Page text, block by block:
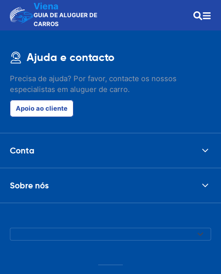
Viena
GUIA DE ALUGUER DE
CARROS
Ajuda e contacto
Precisa de ajuda? Por favor, contacte os nossos
especialistas em aluguer de carro.
Apoio ao cliente
Conta
Sobre nós